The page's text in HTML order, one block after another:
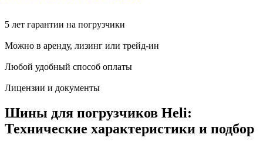
5 лет гарантии на погрузчики
Можно в аренду, лизинг или трейд-ин
Любой удобный способ оплаты
Лицензии и документы
Шины для погрузчиков Heli:
Технические характеристики и подбор